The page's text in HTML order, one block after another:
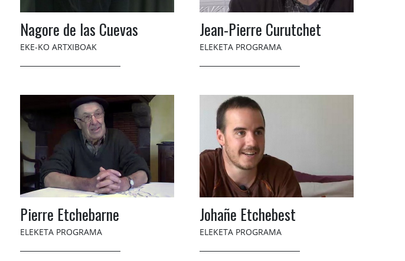
Nagore de las Cuevas
EKE-KO ARTXIBOAK
Jean-Pierre Curutchet
ELEKETA PROGRAMA
Pierre Etchebarne
ELEKETA PROGRAMA
Johañe Etchebest
ELEKETA PROGRAMA